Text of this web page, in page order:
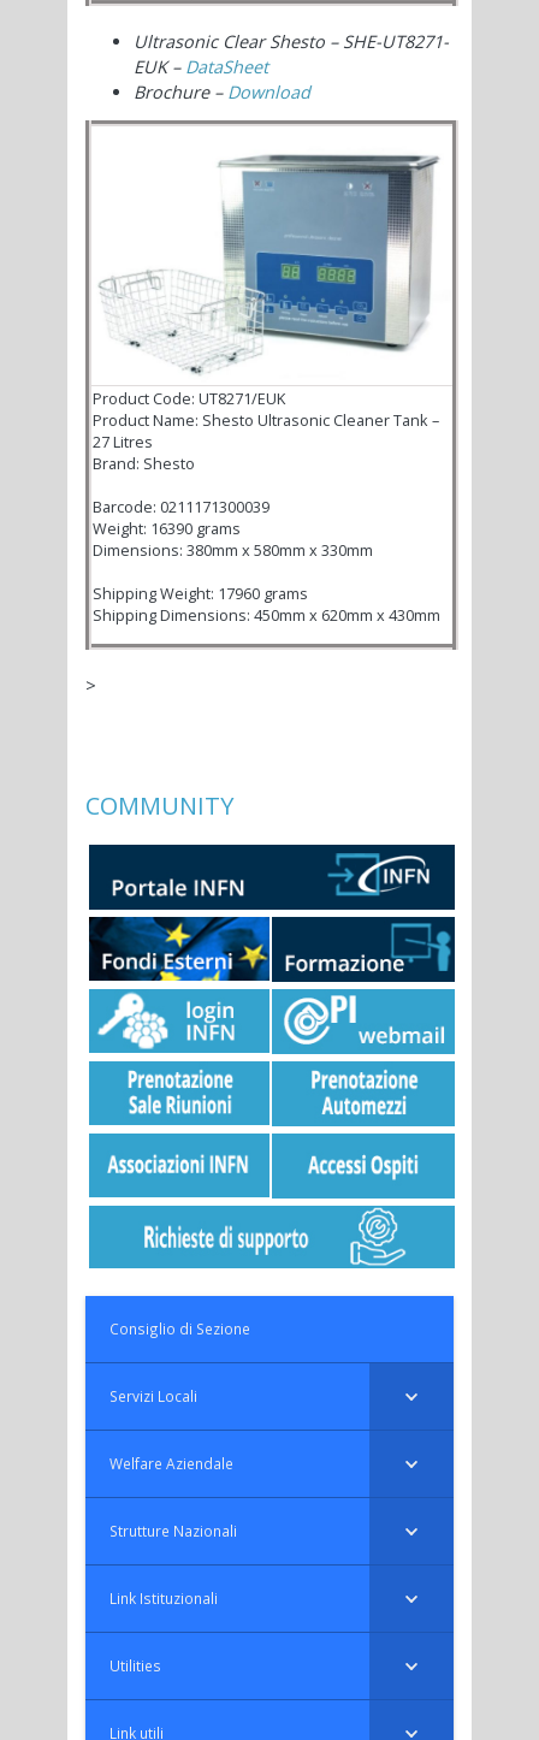
Ultrasonic Clear Shesto – SHE-UT8271-
EUK – DataSheet
Brochure – Download
Product Code: UT8271/EUK
Product Name: Shesto Ultrasonic Cleaner Tank –
27 Litres
Brand: Shesto
Barcode: 0211171300039
Weight: 16390 grams
Dimensions: 380mm x 580mm x 330mm
Shipping Weight: 17960 grams
Shipping Dimensions: 450mm x 620mm x 430mm
>
COMMUNITY
Consiglio di Sezione
Servizi Locali
Welfare Aziendale
Strutture Nazionali
Link Istituzionali
Utilities
Link utili